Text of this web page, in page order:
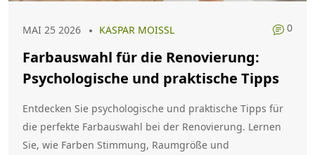
MAI 25 2026 KASPAR MOISSL 0
Farbauswahl für die Renovierung:
Psychologische und praktische Tipps
Entdecken Sie psychologische und praktische Tipps für
die perfekte Farbauswahl bei der Renovierung. Lernen
Sie, wie Farben Stimmung, Raumgröße und